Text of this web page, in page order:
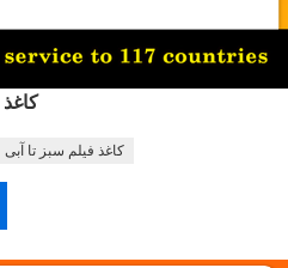
کاغذ امنیتی
کاغذ فیلم سبز تا آبی